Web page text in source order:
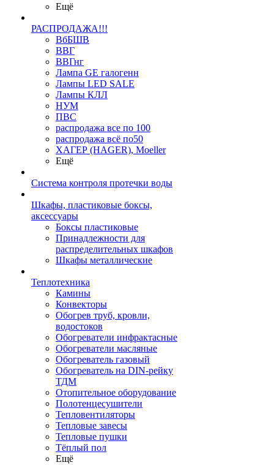
Ещё
РАСПРОДАЖА!!!
ВбБШВ
ВВГ
ВВГнг
Лампа GE галогенн
Лампы LED SALE
Лампы КЛЛ
НУМ
ПВС
распродажа все по 100
распродажа всё по50
ХАГЕР (HAGER), Moeller
Ещё
Система контроля протечки воды
Шкафы, пластиковые боксы,
аксессуары
Боксы пластиковые
Принадлежности для
распределительных шкафов
Шкафы металлические
Теплотехника
Камины
Конвекторы
Обогрев труб, кровли,
водостоков
Обогреватели инфрактасные
Обогреватели масляные
Обогреватель газовый
Обогреватель на DIN-рейку
ТДМ
Отопительное оборудование
Полотенцесушители
Тепловентиляторы
Тепловые завесы
Тепловые пушки
Тёплый пол
Ещё